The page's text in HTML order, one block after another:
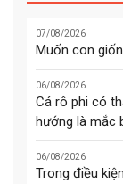
07/08/2026
Muốn con
06/08/2026
Cá rô phi có
hướng là mắc
06/08/2026
Trong điều